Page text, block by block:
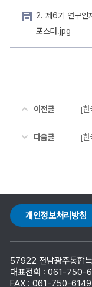
2. 제6기 연구인
포스터.jpg
이전글 [한
다음글 [한
개인정보처리방침
57922 전남광주통합
대표전화 : 061-750-
FAX : 061-750-6149